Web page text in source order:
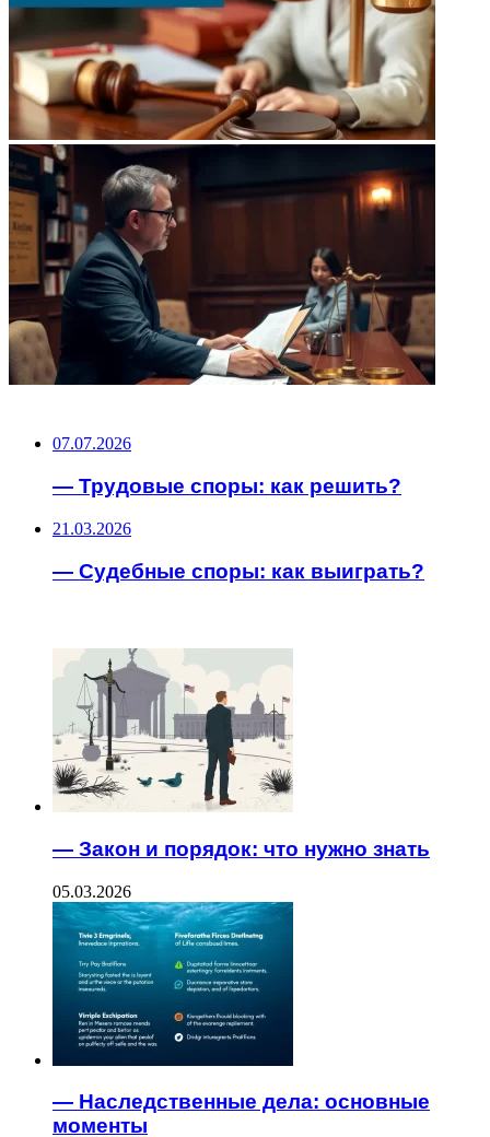
07.07.2026
— Трудовые споры: как решить?
21.03.2026
— Судебные споры: как выиграть?
— Закон и порядок: что нужно знать
05.03.2026
— Наследственные дела: основные
моменты